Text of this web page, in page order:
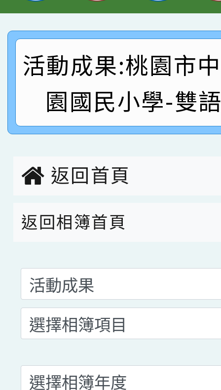
臺灣台語-第二名
市賽榮獲科學小創客佳
創客第三名。
賀！本校參加桃園市中
賽 洪綺君教師榮獲社
名
賀！本校阿巴斯O蜜、
倩參加桃園市科展 國
名 指導老師王老師、
賀！本校四年二班張O
園市英語競賽國小朗
指導老師林老師
賀！本校參加桃園市中
賽 劉文瑛教師榮獲教
賀！本校參與2026世
創客第三名。
活動成果:桃園市
園國民小學-雙
返回首頁
返回相簿首頁